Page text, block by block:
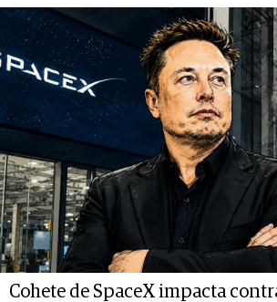
Cohete de SpaceX impacta